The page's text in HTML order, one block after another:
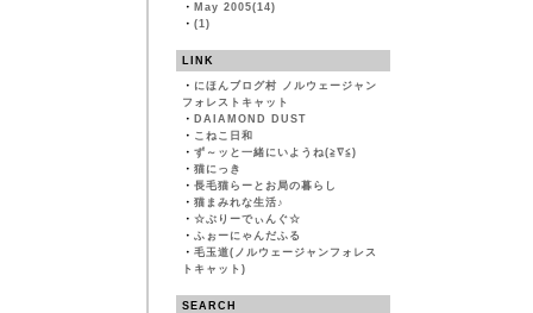
・ May 2005(14)
・ (1)
LINK
・ にほんブログ村 ノルウェージャン
フォレストキャット
・ DAIAMOND DUST
・ こねこ日和
・ ず～ッと一緒にいようね(≧∇≦)
・ 猫にっき
・ 長毛猫らーとお局の暮らし
・ 猫まみれな生活♪
・ ☆ぶりーでぃんぐ☆
・ ふぉーにゃんだふる
・ 毛玉道(ノルウェージャンフォレス
トキャット)
SEARCH